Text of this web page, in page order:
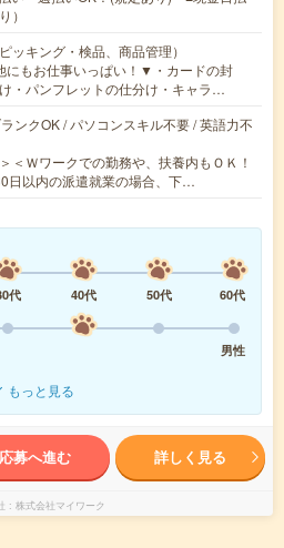
）
ッキング・検品、商品管理）
もお仕事いっぱい！▼・カードの封
・パンフレットの仕分け・キャラ…
ンクOK / パソコンスキル不要 / 英語力不
＜Ｗワークでの勤務や、扶養内もＯＫ！
日以内の派遣就業の場合、下…
代 40代 50代
60代
男性
もっと見る
応募へ進む 詳しく見る
株式会社マイワーク